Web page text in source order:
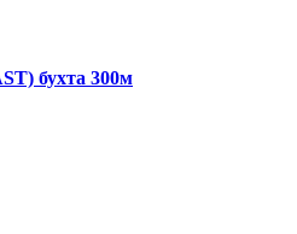
бухта 300м